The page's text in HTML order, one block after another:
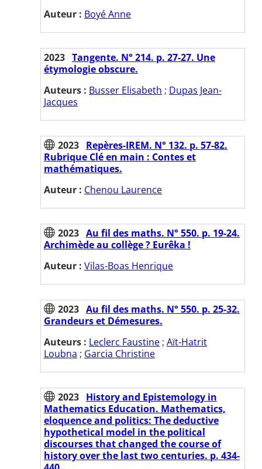
Auteur : Boyé Anne
2023 Tangente. N° 214. p. 27-27. Une
étymologie obscure.
Auteurs : Busser Elisabeth ; Dupas Jean-
Jacques
2023 Repères-IREM. N° 132. p. 57-82.
Rubrique Clé en main : Contes et
mathématiques.
Auteur : Chenou Laurence
2023 Au fil des maths. N° 550. p. 19-24.
Archimède au collège ? Eurêka !
Auteur : Vilas-Boas Henrique
2023 Au fil des maths. N° 550. p. 25-32.
Grandeurs et Démesures.
Auteurs : Leclerc Faustine ; Aït-Hatrit
Loubna ; Garcia Christine
2023 History and Epistemology in
Mathematics Education. Mathematics,
eloquence and politics: The deductive
hypothetical model in the political
discourses that changed the course of
history over the last two centuries. p. 434-